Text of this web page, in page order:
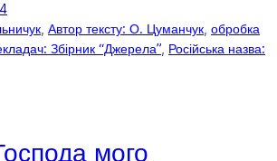
Автор тексту: О. Цуманчук обробка
Збірник “Джерела” Російська назва:
мого